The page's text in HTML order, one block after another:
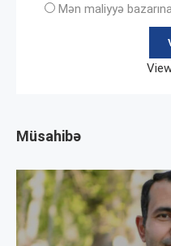
Mən maliyyə
Müsahibə